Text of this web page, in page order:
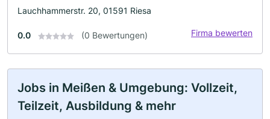
Lauchhammerstr. 20, 01591 Riesa
0.0 (0 Bewertungen) Firma bewerten
Jobs in Meißen & Umgebung: Vollzeit,
Teilzeit, Ausbildung & mehr